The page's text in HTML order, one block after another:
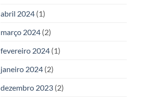
abril 2024 (1)
março 2024 (2)
fevereiro 2024 (1)
janeiro 2024 (2)
dezembro 2023 (2)